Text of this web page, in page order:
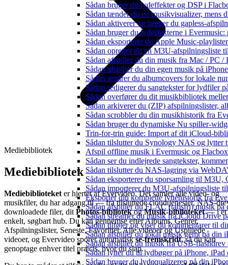
Sådan bruger du lydeffekter og DSP i
Sådan tænder du en musikvisualizer, mens
Sådan aktiverer og bruger du gapless-
Sådan bruger du lydeffekterne i
Sådan eksporterer du Apple Music-
Sådan opretter du en M3U-
Sådan afspiller du din musik fra Mac / PC
Sådan afspiller du din egen musik på
Sådan ændrer du albumcovers for lokale
Sådan redigerer du sangtekster for lydfiler
Sådan overfører du dit musikbibliotek
Sådan arkiverer du (ZIP) afspilningslister,
Sådan scrobbler du din musikhistorik fra
Sådan bruger du dynamiske Nu spiller-
Trin-for-trin guide: Import af dit iCloud-
Sådan tilslutter du Synology NAS og lytter
Afspil offline musik i Evermusic og
Sådan ser du indlejrede sangtekster,
Sådan tilslutter du NAS-lagring via
Sådan eksporterer du sporsamling til
Sådan importerer du M3U-afspilningsliste
Eksportér din komplette lyttehistorik fra
Sådan afspiller du FLAC (tabsfri) musik på
Sådan streamer du musik fra iCloud Drive
Sådan tilføjer og viser du kommentarer til
Sådan afspiller du lokal musik gemt på din
Sådan afspiller du musik fra USB-
Sådan lytter du til lydbøger på iPhone,
Sådan bruger du lydequalizeren på din
Mediebibliotek
Mediebibliotek
Mediebiblioteket er hjertet af Evervideo. Det samler alle video- og
musikfiler, du har adgang til — fra tilsluttede cloudtjenester, NAS-
downloadede filer, dit Photos-bibliotekogMusik-biblioteket— i et
enkelt, søgbart hub. Du kan gennemse efter Albums, Genrer,
Afspilningslister, Seneste, Favoritter, Alle videoer og Uspillede
videoer, og Evervideo sporer automatiskse-fremskridt, så du kan
genoptage enhver titel præcis, hvor du slap.